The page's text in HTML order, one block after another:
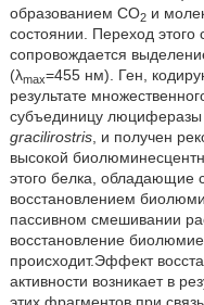
образованием СО2и
состоянии. Переход
сопровождается
(λmax=455 нм). Ген,
результате
субъединицу люциферазы
gracilirostris, и получен
высокой
этого белка, обладающие
восстановлением
пассивном смешивании
восстановление
происходит.Эффект
активности возникает в